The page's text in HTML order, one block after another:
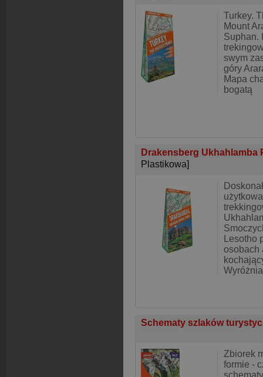
Turkey.
Mount
Suphan.
swym
góry
Mapa
bogatą
Drakensberg Ukhahlamba
Plastikowa]
Lesotho
osobach
Schematy szlaków
Zbiorek
formie -